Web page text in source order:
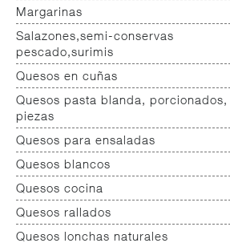
Internacional natas mantequillas
Internacional yogur,postre,otros
lacteos
Margarinas
Margarinas
Salazones,semi-conservas
pescado,surimis
Salazones
Bacalao-maruca
Bacalao desalado
Ahumados-aceite
Anchoa semi conserva
Caviar-sucedaneos
Surimis
Otros pescados maricos
preparados
Quesos en cuñas
Quesos cuñas nacionales
Quesos cuñas internacional
Quesos pasta blanda, porcionados,
piezas
Queso pasta blanda
Quesos cabra pasta blanda
Cremas queso untar
Quesos para ensaladas
Quesos ensaladas
Quesos blancos
Quesos mozarellas
Queso fresco ultrafiltrado
Queso fresco natural
Quesos cocina
Queso cocina
Quesos rallados
Queso rallado
Quesos lonchas naturales